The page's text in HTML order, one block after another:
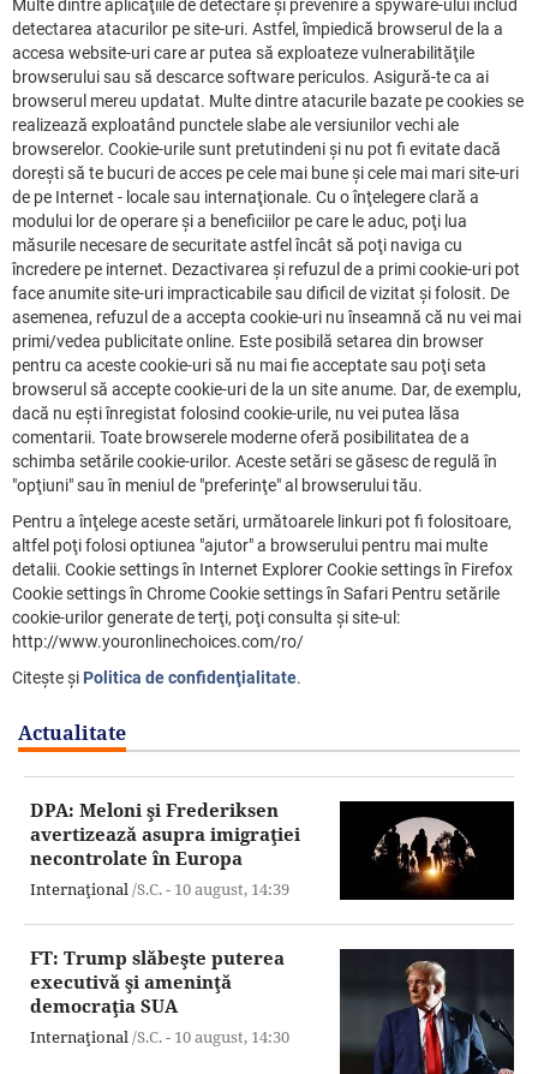
Multe dintre aplicaţiile de detectare şi prevenire a spyware-ului includ
detectarea atacurilor pe site-uri. Astfel, împiedică browserul de la a
accesa website-uri care ar putea să exploateze vulnerabilităţile
browserului sau să descarce software periculos. Asigură-te ca ai
browserul mereu updatat. Multe dintre atacurile bazate pe cookies se
realizează exploatând punctele slabe ale versiunilor vechi ale
browserelor. Cookie-urile sunt pretutindeni şi nu pot fi evitate dacă
doreşti să te bucuri de acces pe cele mai bune şi cele mai mari site-uri
de pe Internet - locale sau internaţionale. Cu o înţelegere clară a
modului lor de operare şi a beneficiilor pe care le aduc, poţi lua
măsurile necesare de securitate astfel încât să poţi naviga cu
încredere pe internet. Dezactivarea şi refuzul de a primi cookie-uri pot
face anumite site-uri impracticabile sau dificil de vizitat şi folosit. De
asemenea, refuzul de a accepta cookie-uri nu înseamnă că nu vei mai
primi/vedea publicitate online. Este posibilă setarea din browser
pentru ca aceste cookie-uri să nu mai fie acceptate sau poţi seta
browserul să accepte cookie-uri de la un site anume. Dar, de exemplu,
dacă nu eşti înregistat folosind cookie-urile, nu vei putea lăsa
comentarii. Toate browserele moderne oferă posibilitatea de a
schimba setările cookie-urilor. Aceste setări se găsesc de regulă în
"opţiuni" sau în meniul de "preferinţe" al browserului tău.
Pentru a înţelege aceste setări, următoarele linkuri pot fi folositoare,
altfel poţi folosi optiunea "ajutor" a browserului pentru mai multe
detalii. Cookie settings în Internet Explorer Cookie settings în Firefox
Cookie settings în Chrome Cookie settings în Safari Pentru setările
cookie-urilor generate de terţi, poţi consulta şi site-ul:
http://www.youronlinechoices.com/ro/
Citeşte şi Politica de confidenţialitate.
Actualitate
DPA: Meloni şi Frederiksen
avertizează asupra imigraţiei
necontrolate în Europa
Internaţional/S.C. - 10 august, 14:39
FT: Trump slăbeşte puterea
executivă şi ameninţă
democraţia SUA
Internaţional/S.C. - 10 august, 14:30